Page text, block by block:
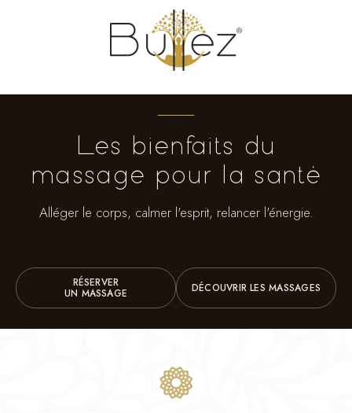
Les bienfaits du
massage pour la santé
Alléger le corps, calmer l'esprit, relancer l'énergie.
RÉSERVER
UN MASSAGE DÉCOUVRIR LES MASSAGES